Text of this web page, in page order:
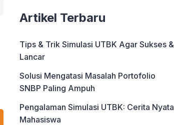
Artikel Terbaru
Tips & Trik Simulasi UTBK Agar Sukses &
Lancar
Solusi Mengatasi Masalah Portofolio
SNBP Paling Ampuh
Pengalaman Simulasi UTBK: Cerita Nyata
Mahasiswa